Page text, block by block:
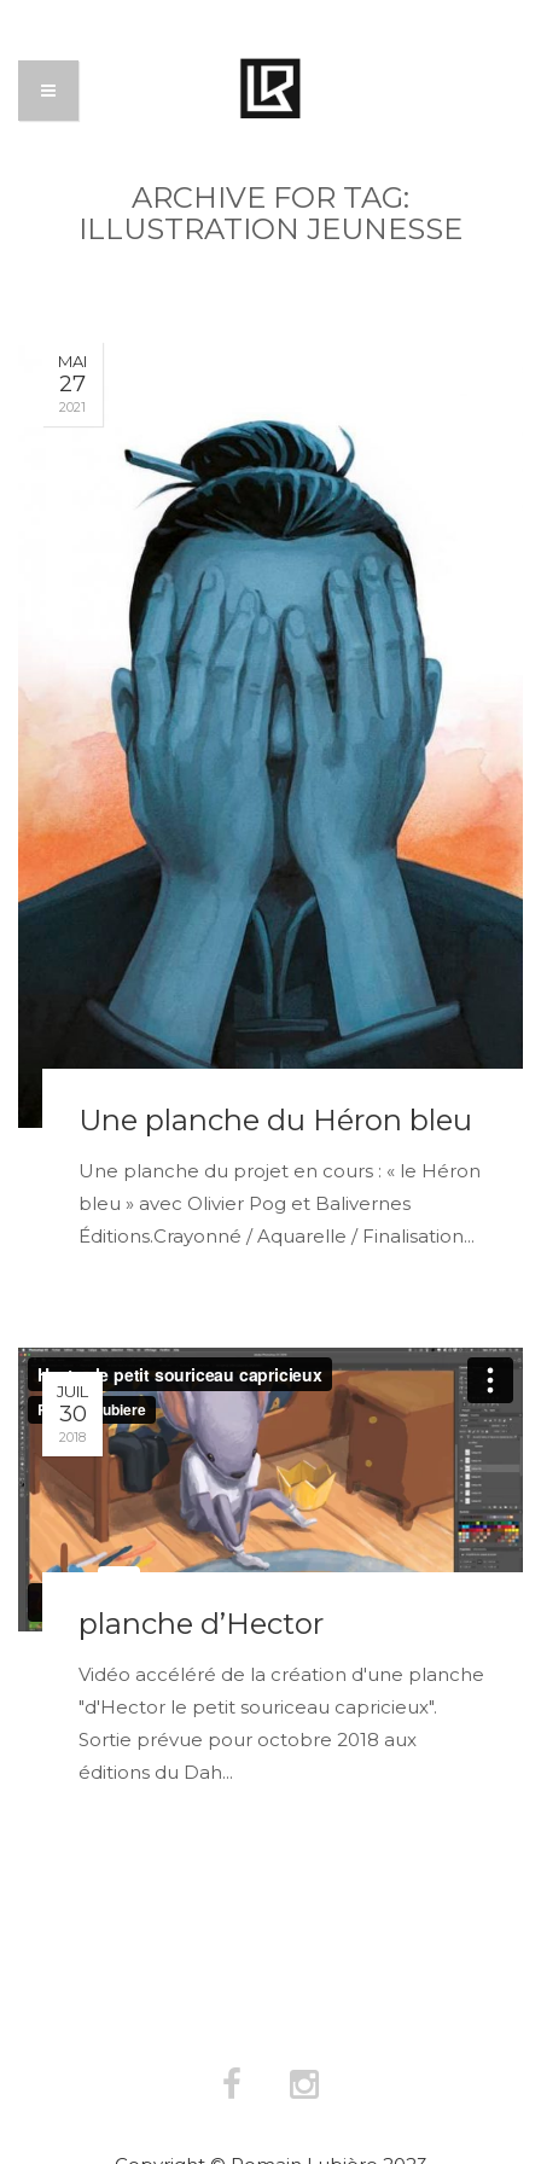
ARCHIVE FOR TAG:
ILLUSTRATION JEUNESSE
MAI
27
2021
Une planche du Héron bleu
Une planche du projet en cours : « le Héron
bleu » avec Olivier Pog et Balivernes
Éditions.Crayonné / Aquarelle / Finalisation...
JUIL
30
2018
planche d’Hector
Vidéo accéléré de la création d'une planche
"d'Hector le petit souriceau capricieux".
Sortie prévue pour octobre 2018 aux
éditions du Dah...